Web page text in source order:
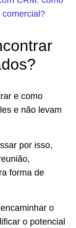
e como
e não levam
por isso,
forma de
o
o potencial